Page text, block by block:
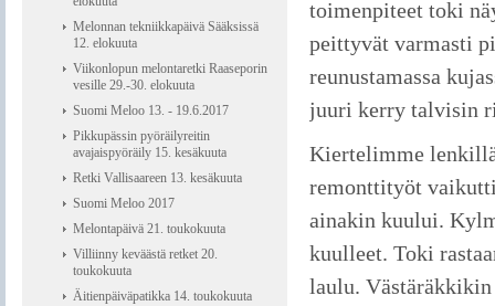
toimenpiteet toki
peittyvät varmasti
reunustamassa
juuri kerry talvisin
Kiertelimme
remonttityöt
ainakin kuului.
kuulleet. Toki
laulu.
Melonnan tekniikkapäivä Sääksissä
12. elokuuta
Viikonlopun melontaretki Raaseporin
vesille 29.-30. elokuuta
Suomi Meloo 13. - 19.6.2017
Pikkupässin pyöräilyreitin
avajaispyöräily 15. kesäkuuta
Retki Vallisaareen 13. kesäkuuta
Suomi Meloo 2017
Melontapäivä 21. toukokuuta
Villiinny keväästä retket 20.
toukokuuta
Äitienpäiväpatikka 14. toukokuuta